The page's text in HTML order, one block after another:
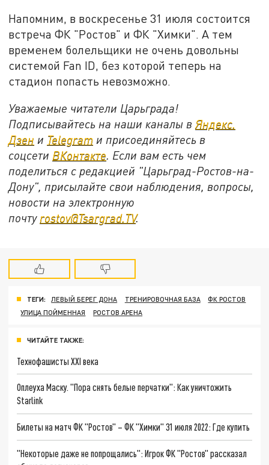
Напомним, в воскресенье 31 июля состоится
встреча ФК "Ростов" и ФК "Химки". А тем
временем болельщики не очень довольны
системой Fan ID, без которой теперь на
стадион попасть невозможно.
Уважаемые читатели Царьграда!
Подписывайтесь на наши каналы вЯндекс.
Дзен и Telegram и присоединяйтесь в
соцсети ВКонтакте. Если вам есть чем
поделиться с редакцией "Царьград-Ростов-на-
Дону", присылайте свои наблюдения, вопросы,
новости на электронную
почту rostov@Tsargrad.ТV.
ТЕГИ: ЛЕВЫЙ БЕРЕГ ДОНА ТРЕНИРОВОЧНАЯ БАЗА
ФК РОСТОВ
УЛИЦА ПОЙМЕННАЯ
РОСТОВ АРЕНА
ЧИТАЙТЕ ТАКЖЕ:
Технофашисты XXI века
Оплеуха Маску. "Пора снять белые перчатки": Как уничтожить
Starlink
Билеты на матч ФК "Ростов" – ФК "Химки" 31 июля 2022: Где купить
"Некоторые даже не попрощались": Игрок ФК "Ростов" рассказал